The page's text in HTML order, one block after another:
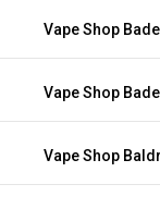
Vape Shop
Vape Shop
Vape Shop